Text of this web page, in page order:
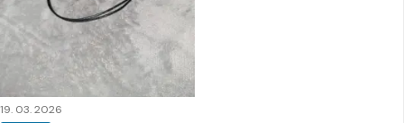
19. 03. 2026